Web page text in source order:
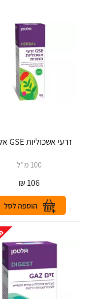
זרעי אשכוליות GSE אלטמן
100 מ"ל
106
₪